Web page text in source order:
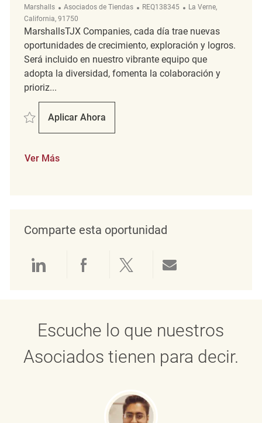
Marshalls Categoría
Asociados de Tiendas ReqId
REQ138345 Ubicación
La Verne,
California, 91750
MarshallsTJX Companies, cada día trae nuevas
oportunidades de crecimiento, exploración y logros.
Será incluido en nuestro vibrante equipo que
adopta la diversidad, fomenta la colaboración y
prioriz...
Salvar Store Cleaning Associate REQ138345
Aplicar Ahora
Store Cleaning Associate
Ver Más
Comparte esta oportunidad
Compartir a través de LinkedIn
Compartir a través de
Compartir a través
Escuche lo que nuestros
Asociados tienen para decir.